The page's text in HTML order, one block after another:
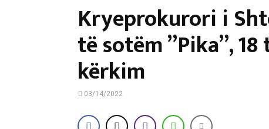
Kryeprokurori i
të sotëm ”Pika”,
kërkim
03/14/2022